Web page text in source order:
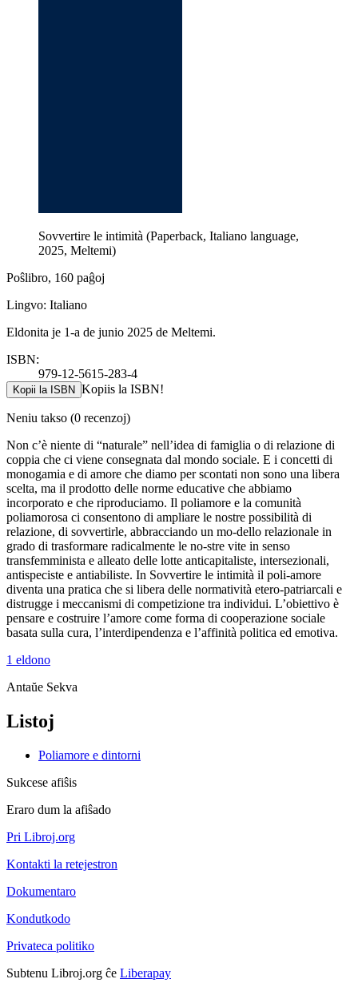
Sovvertire le intimità (Paperback, Italiano language,
2025, Meltemi)
Poŝlibro, 160 paĝoj
Lingvo: Italiano
Eldonita je 1-a de junio 2025 de Meltemi.
ISBN:
979-12-5615-283-4
Kopii la ISBN Kopiis la ISBN!
Neniu takso (0 recenzoj)
Non c’è niente di “naturale” nell’idea di famiglia o di relazione di
coppia che ci viene consegnata dal mondo sociale. E i concetti di
monogamia e di amore che diamo per scontati non sono una libera
scelta, ma il prodotto delle norme educative che abbiamo
incorporato e che riproduciamo. Il poliamore e la comunità
poliamorosa ci consentono di ampliare le nostre possibilità di
relazione, di sovvertirle, abbracciando un mo-dello relazionale in
grado di trasformare radicalmente le no-stre vite in senso
transfemminista e alleato delle lotte anticapitaliste, intersezionali,
antispeciste e antiabiliste. In Sovvertire le intimità il poli-amore
diventa una pratica che si libera delle normatività etero-patriarcali e
distrugge i meccanismi di competizione tra individui. L’obiettivo è
pensare e costruire l’amore come forma di cooperazione sociale
basata sulla cura, l’interdipendenza e l’affinità politica ed emotiva.
1 eldono
Antaŭe Sekva
Listoj
Poliamore e dintorni
Sukcese afiŝis
Eraro dum la afiŝado
Pri Libroj.org
Kontakti la retejestron
Dokumentaro
Kondutkodo
Privateca politiko
Subtenu Libroj.org ĉe Liberapay